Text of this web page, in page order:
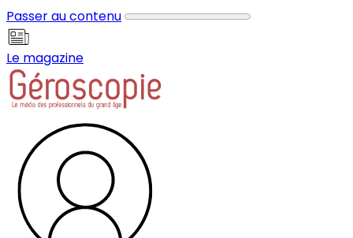
Passer au contenu
Le magazine
Panneau de gestion des cookies